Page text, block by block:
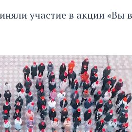
участие в акции «Вы